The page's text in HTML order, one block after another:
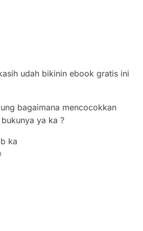
udah bikinin ebook gratis ini
bagaimana mencocokkan
ya ka ?
ka